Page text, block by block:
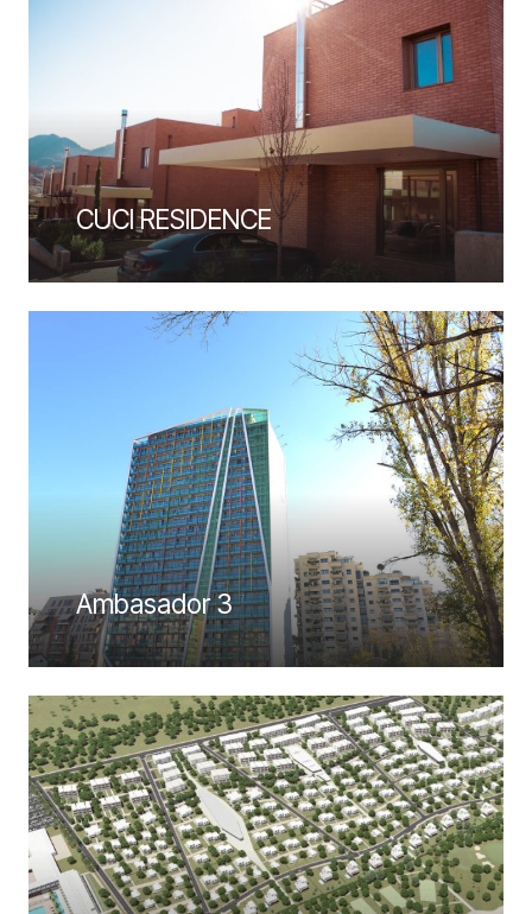
CUCI RESIDENCE
Ambasador 3